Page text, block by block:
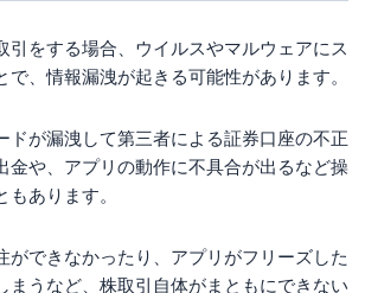
引をする場合、ウイルスやマルウェアにス
で、情報漏洩が起きる可能性があります。
ドが漏洩して第三者による証券口座の不正
金や、アプリの動作に不具合が出るなど操
あります。
ができなかったり、アプリがフリーズした
まうなど、株取引自体がまともにできない